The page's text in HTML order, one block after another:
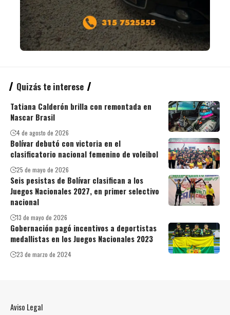
Quizás te interese
Tatiana Calderón brilla con remontada en
Nascar Brasil
4 de agosto de 2026
Bolívar debutó con victoria en el
clasificatorio nacional femenino de voleibol
25 de mayo de 2026
Seis pesistas de Bolívar clasifican a los
Juegos Nacionales 2027, en primer selectivo
nacional
13 de mayo de 2026
Gobernación pagó incentivos a deportistas
medallistas en los Juegos Nacionales 2023
23 de marzo de 2024
Aviso Legal